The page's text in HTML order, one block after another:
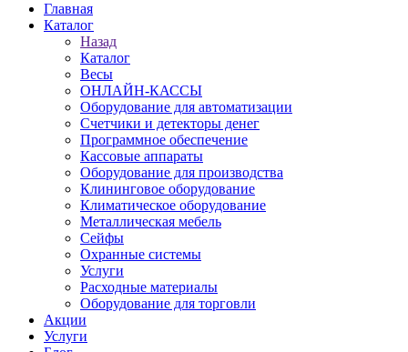
Главная
Каталог
Назад
Каталог
Весы
ОНЛАЙН-КАССЫ
Оборудование для автоматизации
Счетчики и детекторы денег
Программное обеспечение
Кассовые аппараты
Оборудование для производства
Клининговое оборудование
Климатическое оборудование
Металлическая мебель
Сейфы
Охранные системы
Услуги
Расходные материалы
Оборудование для торговли
Акции
Услуги